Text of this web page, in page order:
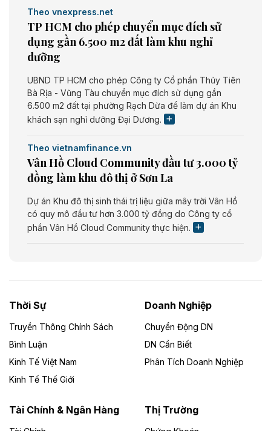
Theo vnexpress.net
TP HCM cho phép chuyển mục đích sử
dụng gần 6.500 m2 đất làm khu nghỉ
dưỡng
UBND TP HCM cho phép Công ty Cổ phần Thủy Tiên
Bà Rịa - Vũng Tàu chuyển mục đích sử dụng gần
6.500 m2 đất tại phường Rạch Dừa để làm dự án Khu
khách sạn nghỉ dưỡng Đại Dương.
Theo vietnamfinance.vn
Vân Hồ Cloud Community đầu tư 3.000 tỷ
đồng làm khu đô thị ở Sơn La
Dự án Khu đô thị sinh thái trị liệu giữa mây trời Vân Hồ
có quy mô đầu tư hơn 3.000 tỷ đồng do Công ty cổ
phần Vân Hồ Cloud Community thực hiện.
Dự án Nhà máy xử lý rác và phát điện Bắc Giang do
Công ty TNHH Năng lượng môi trường Bắc Giang làm
Theo vietnamfinance.vn
Đức Long Gia Lai mở rộng ‘hệ sinh thái’
Lai
Thời Sự
Truyền Thông Chính Sách
Bình Luận
Kinh Tế Việt Nam
Kinh Tế Thế Giới
Doanh Nghiệp
Chuyển Động DN
DN Cần Biết
Phân Tích Doanh Nghiệp
Tài Chính & Ngân Hàng Thị Trường